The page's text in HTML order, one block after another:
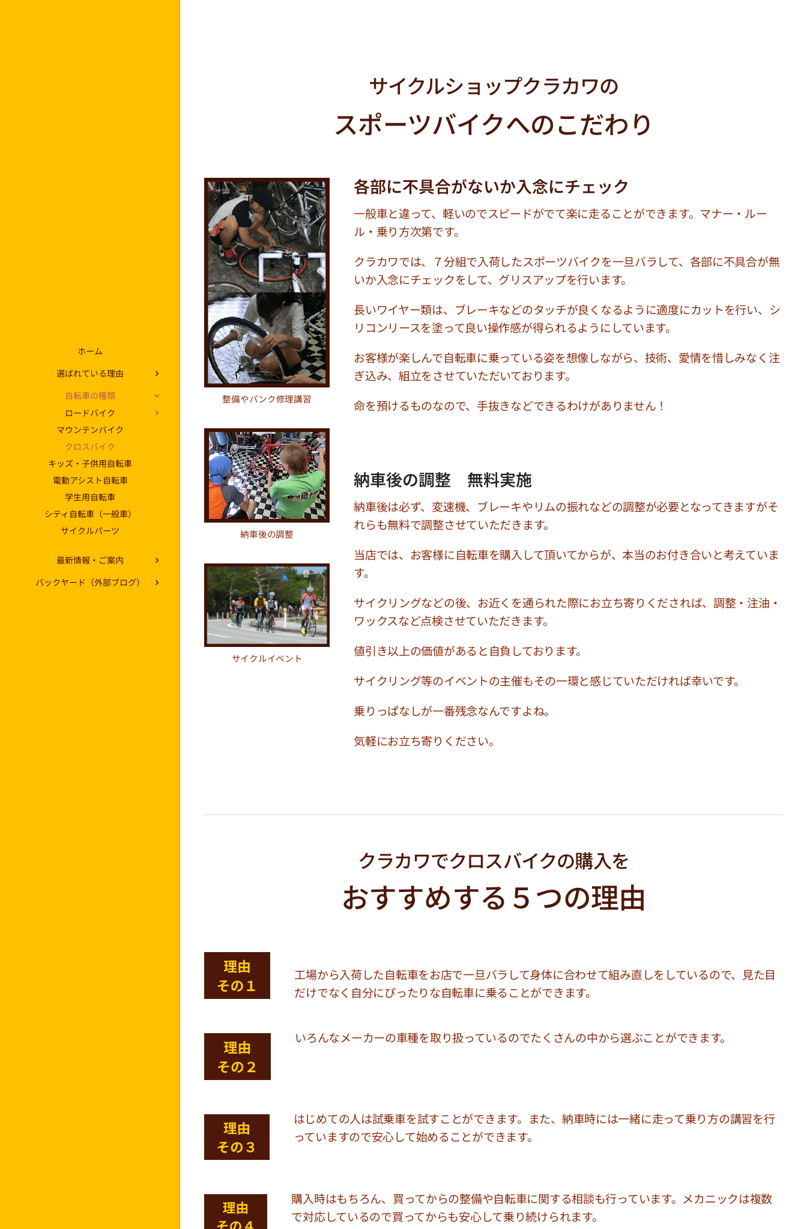
ホーム
選ばれている理由
自転車の種類
ロードバイク
マウンテンバイク
クロスバイク
キッズ・子供用自転車
電動アシスト自転車
学生用自転車
シティ自転車（一般車）
サイクルパーツ
最新情報・ご案内
バックヤード（外部ブログ）
サイクルショップクラカワの
スポーツバイクへのこだわり
整備やパンク修理講習
納車後の調整
サイクルイベント
各部に不具合がないか入念にチェック
一般車と違って、軽いのでスピードがでて楽に走ることができます。マナー・ルー
ル・乗り方次第です。
クラカワでは、７分組で入荷したスポーツバイクを一旦バラして、各部に不具合が無
いか入念にチェックをして、グリスアップを行います。
長いワイヤー類は、ブレーキなどのタッチが良くなるように適度にカットを行い、シ
リコンリースを塗って良い操作感が得られるようにしています。
お客様が楽しんで自転車に乗っている姿を想像しながら、技術、愛情を惜しみなく注
ぎ込み、組立をさせていただいております。
命を預けるものなので、手抜きなどできるわけがありません！
納車後の調整 無料実施
納車後は必ず、変速機、ブレーキやリムの振れなどの調整が必要となってきますがそ
れらも無料で調整させていただきます。
当店では、お客様に自転車を購入して頂いてからが、本当のお付き合いと考えていま
す。
サイクリングなどの後、お近くを通られた際にお立ち寄りくだされば、調整・注油・
ワックスなど点検させていただきます。
値引き以上の価値があると自負しております。
サイクリング等のイベントの主催もその一環と感じていただければ幸いです。
乗りっぱなしが一番残念なんですよね。
気軽にお立ち寄りください。
クラカワでクロスバイクの購入を
おすすめする５つの理由
工場から入荷した自転車をお店で一旦バラして身体に合わせて組み直しをしているので、見た目
だけでなく自分にぴったりな自転車に乗ることができます。
いろんなメーカーの車種を取り扱っているのでたくさんの中から選ぶことができます。
はじめての人は試乗車を試すことができます。また、納車時には一緒に走って乗り方の講習を行
っていますので安心して始めることができます。
購入時はもちろん、買ってからの整備や自転車に関する相談も行っています。メカニックは複数
で対応しているので買ってからも安心して乗り続けられます。